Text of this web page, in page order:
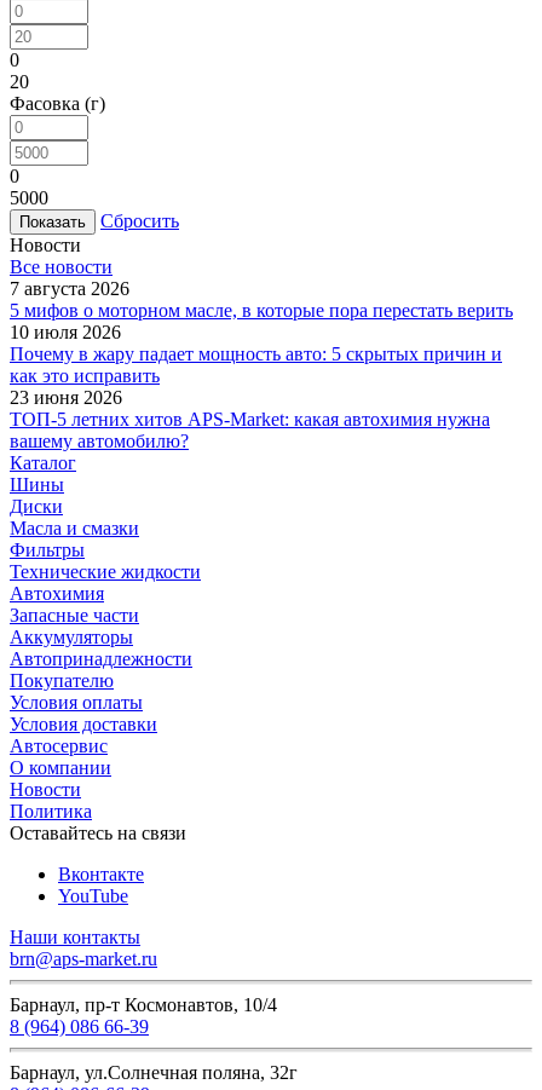
0
20
Фасовка (г)
0
5000
Сбросить
Новости
Все новости
7 августа 2026
5 мифов о моторном масле, в которые пора перестать верить
10 июля 2026
Почему в жару падает мощность авто: 5 скрытых причин и
как это исправить
23 июня 2026
ТОП-5 летних хитов APS-Market: какая автохимия нужна
вашему автомобилю?
Каталог
Шины
Диски
Масла и смазки
Фильтры
Технические жидкости
Автохимия
Запасные части
Аккумуляторы
Автопринадлежности
Покупателю
Условия оплаты
Условия доставки
Автосервис
О компании
Новости
Политика
Оставайтесь на связи
Вконтакте
YouTube
Наши контакты
brn@aps-market.ru
Барнаул, пр-т Космонавтов, 10/4
8 (964) 086 66-39
Барнаул, ул.Солнечная поляна, 32г